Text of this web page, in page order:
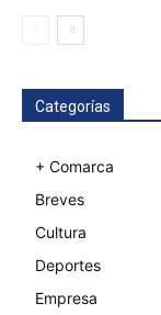
Categorías
+ Comarca
Breves
Cultura
Deportes
Empresa